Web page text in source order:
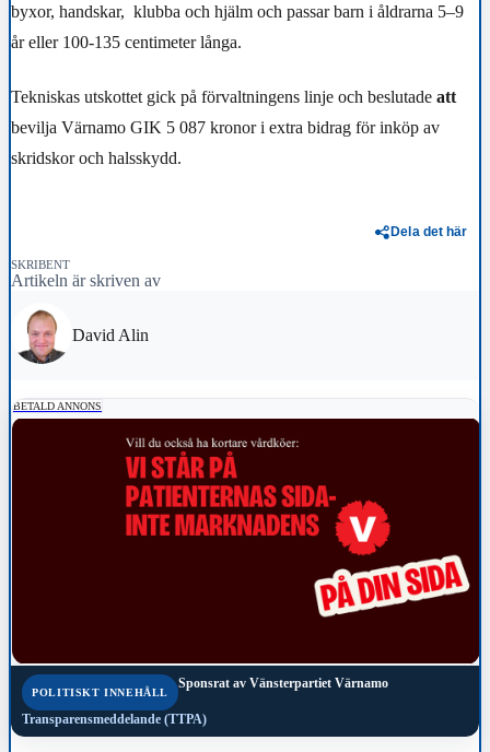
byxor, handskar, klubba och hjälm och passar barn i åldrarna 5–9
år eller 100-135 centimeter långa.
Tekniskas utskottet gick på förvaltningens linje och beslutade att
bevilja Värnamo GIK 5 087 kronor i extra bidrag för inköp av
skridskor och halsskydd.
Dela det här
SKRIBENT
Artikeln är skriven av
David Alin
BETALD ANNONS
POLITISKT INNEHÅLL
Sponsrat av Vänsterpartiet Värnamo
Transparensmeddelande (TTPA)